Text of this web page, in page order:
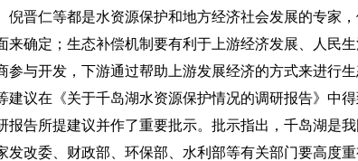
倪晋仁等都是水资源保护和地方经济社会发展的专家
确定；生态补偿机制要有利于上游经济发展、人民
与开发，下游通过帮助上游发展经济的方式来进行
建议在《关于千岛湖水资源保护情况的调研报告》中
告所提建议并作了重要批示。批示指出，千岛湖是
改委、财政部、环保部、水利部等有关部门要高度